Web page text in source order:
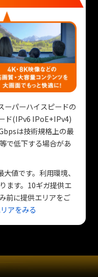
パーハイスピードの
ド(IPv6 IPoE+IPv4)
は技術規格上の最
で低下する場合があ
値です。利用環境、
ます。10ギガ提供エ
前に提供エリアをご
アをみる
ポイント2
の顔が見える
ん応対
用できます
さい
305
分まで受付)